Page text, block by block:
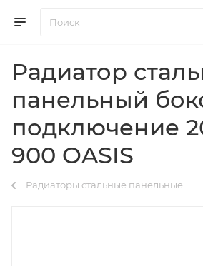
Радиатор
панельный
подключение
900 OASIS
Радиаторы стальные панельные